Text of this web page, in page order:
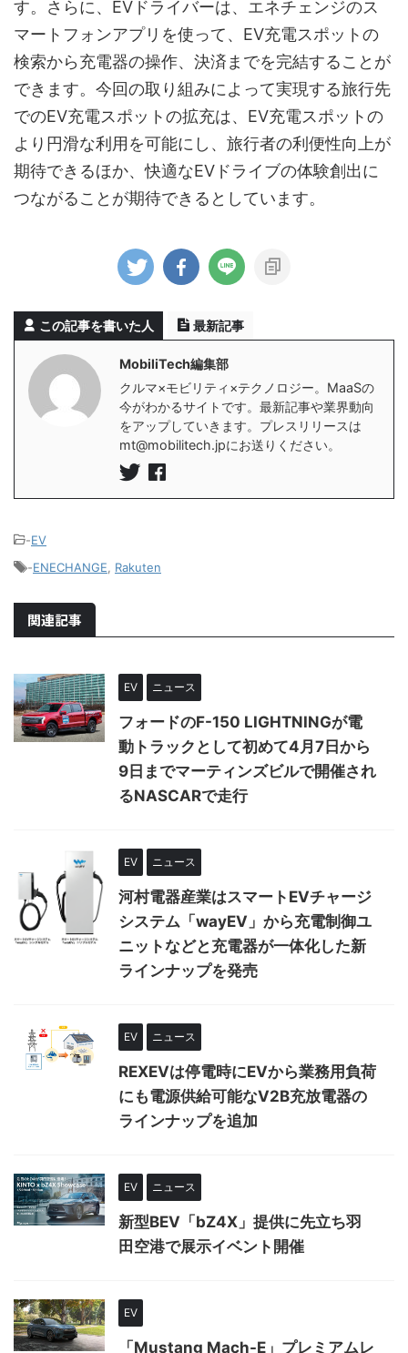
す。さらに、EVドライバーは、エネチェンジのス
マートフォンアプリを使って、EV充電スポットの
検索から充電器の操作、決済までを完結することが
できます。今回の取り組みによって実現する旅行先
でのEV充電スポットの拡充は、EV充電スポットの
より円滑な利用を可能にし、旅行者の利便性向上が
期待できるほか、快適なEVドライブの体験創出に
つながることが期待できるとしています。
この記事を書いた人 最新記事
MobiliTech編集部
クルマ×モビリティ×テクノロジー。MaaSの
今がわかるサイトです。最新記事や業界動向
をアップしていきます。プレスリリースは
mt@mobilitech.jpにお送りください。
-EV
-ENECHANGE, Rakuten
関連記事
EV ニュース
フォードのF-150 LIGHTNINGが電
動トラックとして初めて4月7日から
9日までマーティンズビルで開催され
るNASCARで走行
EV ニュース
河村電器産業はスマートEVチャージ
システム「wayEV」から充電制御ユ
ニットなどと充電器が一体化した新
ラインナップを発売
EV ニュース
REXEVは停電時にEVから業務用負荷
にも電源供給可能なV2B充放電器の
ラインナップを追加
EV ニュース
新型BEV「bZ4X」提供に先立ち羽
田空港で展示イベント開催
EV
「Mustang Mach-E」プレミアムレ